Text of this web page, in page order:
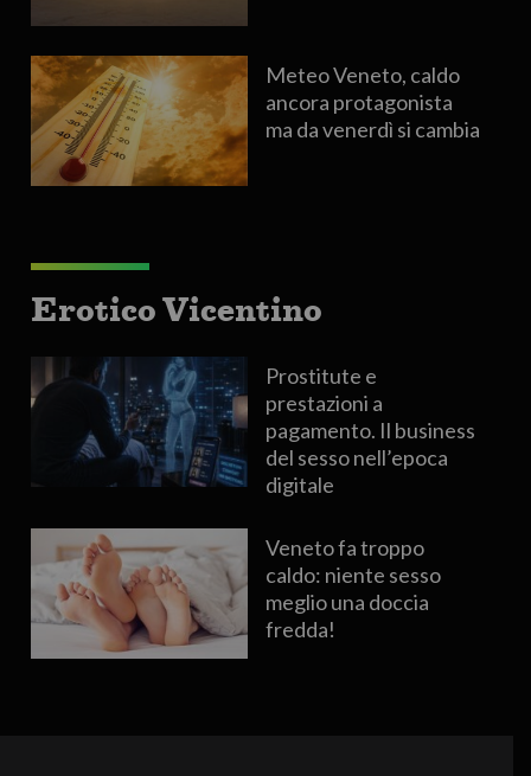
Meteo Veneto, caldo
ancora protagonista
ma da venerdì si cambia
Erotico Vicentino
Prostitute e
prestazioni a
pagamento. Il business
del sesso nell’epoca
digitale
Veneto fa troppo
caldo: niente sesso
meglio una doccia
fredda!